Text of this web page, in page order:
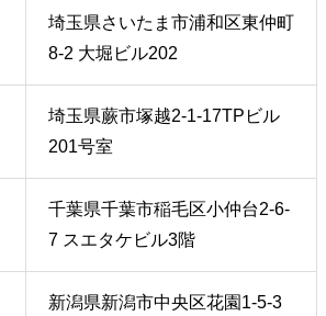
埼玉県さいたま市浦和区東仲町
8-2 大堀ビル202
埼玉県蕨市塚越2-1-17TPビル
201号室
千葉県千葉市稲毛区小仲台2-6-
7 スエタケビル3階
新潟県新潟市中央区花園1-5-3